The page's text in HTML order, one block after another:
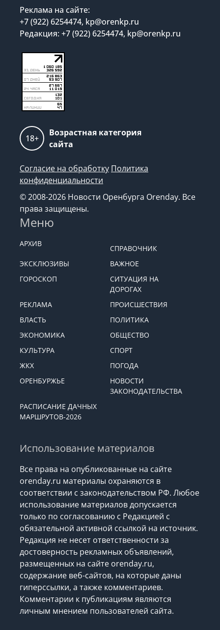
Реклама на сайте:
+7 (922) 6254474, kp@orenkp.ru
Редакция: +7 (922) 6254474, kp@orenkp.ru
18+
Возрастная категория
сайта
Согласие на обработку Политика
конфиденциальности
© 2008-2026 Новости Оренбурга Orenday. Все
права защищены.
Меню
АРХИВ
СПРАВОЧНИК
ЭКСКЛЮЗИВЫ
ВАЖНОЕ
ГОРОСКОП
СИТУАЦИЯ НА
ДОРОГАХ
РЕКЛАМА
ПРОИСШЕСТВИЯ
ВЛАСТЬ
ПОЛИТИКА
ЭКОНОМИКА
ОБЩЕСТВО
КУЛЬТУРА
СПОРТ
ЖКХ
ПОГОДА
ОРЕНБУРЖЬЕ
НОВОСТИ
ЗАКОНОДАТЕЛЬСТВА
РАСПИСАНИЕ ДАЧНЫХ
МАРШРУТОВ-2026
Использование материалов
Все права на опубликованные на сайте
orenday.ru материалы охраняются в
соответствии с законодательством РФ. Любое
использование материалов допускается
только по согласованию с Редакцией с
обязательной активной ссылкой на источник.
Редакция не несет ответственности за
достоверность рекламных объявлений,
размещенных на сайте orenday.ru,
содержание веб-сайтов, на которые даны
гиперссылки, а также комментариев.
Комментарии к публикациям являются
личным мнением пользователей сайта.